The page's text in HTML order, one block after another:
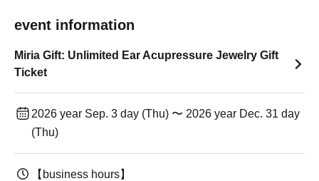
event information
Miria Gift: Unlimited Ear Acupressure Jewelry Gift
Ticket
2026 year Sep. 3 day (Thu) 〜 2026 year Dec. 31 day
(Thu)
【business hours】